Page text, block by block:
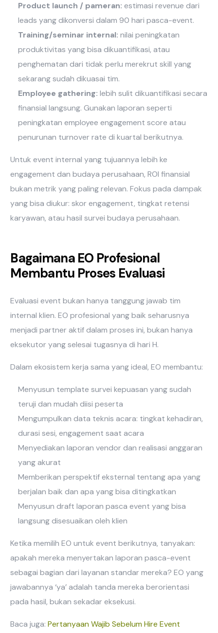
Product launch / pameran:estimasi revenue dari
leads yang dikonversi dalam 90 hari pasca-event.
Training/seminar internal:nilai peningkatan
produktivitas yang bisa dikuantifikasi, atau
penghematan dari tidak perlu merekrut skill yang
sekarang sudah dikuasai tim.
Employee gathering:lebih sulit dikuantifikasi secara
finansial langsung. Gunakan laporan seperti
peningkatan employee engagement score atau
penurunan turnover rate di kuartal berikutnya.
Untuk event internal yang tujuannya lebih ke
engagement dan budaya perusahaan, ROI finansial
bukan metrik yang paling relevan. Fokus pada dampak
yang bisa diukur: skor engagement, tingkat retensi
karyawan, atau hasil survei budaya perusahaan.
Bagaimana EO Profesional
Membantu Proses Evaluasi
Evaluasi event bukan hanya tanggung jawab tim
internal klien. EO profesional yang baik seharusnya
menjadi partner aktif dalam proses ini, bukan hanya
eksekutor yang selesai tugasnya di hari H.
Dalam ekosistem kerja sama yang ideal, EO membantu:
Menyusun template survei kepuasan yang sudah
teruji dan mudah diisi peserta
Mengumpulkan data teknis acara: tingkat kehadiran,
durasi sesi, engagement saat acara
Menyediakan laporan vendor dan realisasi anggaran
yang akurat
Memberikan perspektif eksternal tentang apa yang
berjalan baik dan apa yang bisa ditingkatkan
Menyusun draft laporan pasca event yang bisa
langsung disesuaikan oleh klien
Ketika memilih EO untuk event berikutnya, tanyakan:
apakah mereka menyertakan laporan pasca-event
sebagai bagian dari layanan standar mereka? EO yang
jawabannya ‘ya’ adalah tanda mereka berorientasi
pada hasil, bukan sekadar eksekusi.
Baca juga:Pertanyaan Wajib Sebelum Hire Event